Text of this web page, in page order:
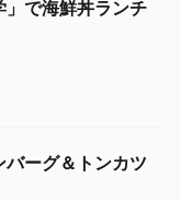
」で海鮮丼ランチ
ーグ＆トンカツ